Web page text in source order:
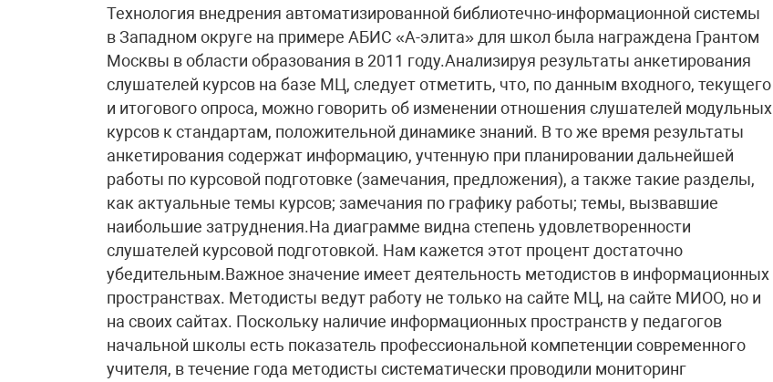
Технология внедрения автоматизированной библиотечно-информационной системы
в Западном округе на примере АБИС «А-элита» для школ была награждена Грантом
Москвы в области образования в 2011 году.Анализируя результаты анкетирования
слушателей курсов на базе МЦ, следует отметить, что, по данным входного, текущего
и итогового опроса, можно говорить об изменении отношения слушателей модульных
курсов к стандартам, положительной динамике знаний. В то же время результаты
анкетирования содержат информацию, учтенную при планировании дальнейшей
работы по курсовой подготовке (замечания, предложения), а также такие разделы,
как актуальные темы курсов; замечания по графику работы; темы, вызвавшие
наибольшие затруднения.На диаграмме видна степень удовлетворенности
слушателей курсовой подготовкой. Нам кажется этот процент достаточно
убедительным.Важное значение имеет деятельность методистов в информационных
пространствах. Методисты ведут работу не только на сайте МЦ, на сайте МИОО, но и
на своих сайтах. Поскольку наличие информационных пространств у педагогов
начальной школы есть показатель профессиональной компетенции современного
учителя, в течение года методисты систематически проводили мониторинг